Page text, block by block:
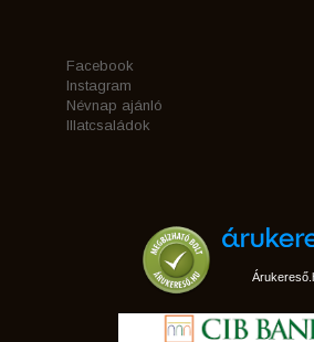
Facebook
Instagram
Névnap ajánló
Illatcsaládok